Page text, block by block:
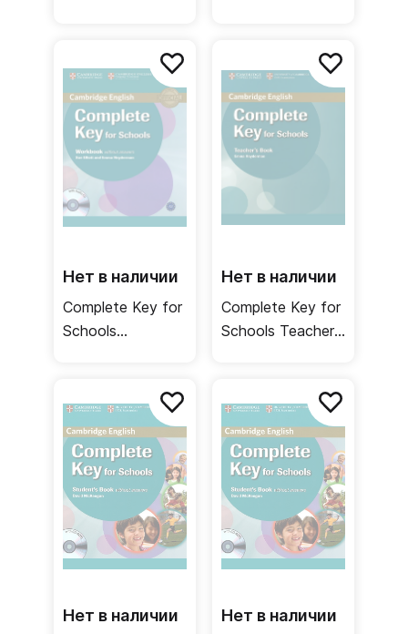
Рабочая тетрадь
+ ответы
Нет в наличии
Complete Key for
Schools
Рабочая тетрадь
Нет в наличии
Complete Key for
Schools Teacher's
Нет в наличии Нет в наличии